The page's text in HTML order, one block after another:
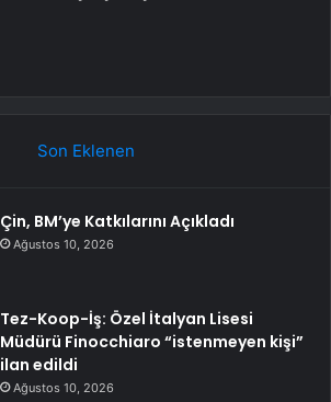
Son Eklenen
Çin, BM’ye Katkılarını Açıkladı
Ağustos 10, 2026
Tez-Koop-İş: Özel İtalyan Lisesi
Müdürü Finocchiaro “istenmeyen kişi”
ilan edildi
Ağustos 10, 2026